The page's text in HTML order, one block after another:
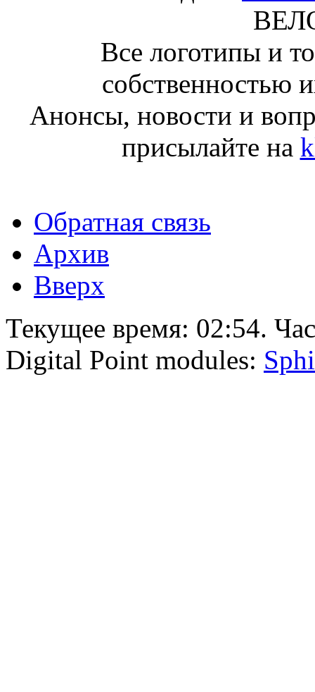
Все логотипы и
собственностью
Анонсы, новости и
присылайте на
Обратная связь
Архив
Вверх
Текущее время: 02:54.
Digital Point modules: